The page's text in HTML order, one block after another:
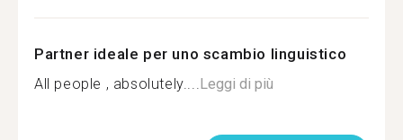
Partner ideale per uno scambio linguistico
All people , absolutely.... Leggi di più